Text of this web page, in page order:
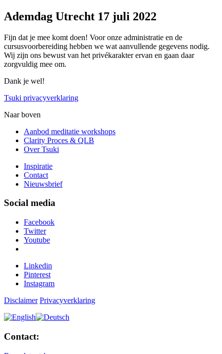
Ademdag Utrecht 17 juli 2022
Fijn dat je mee komt doen! Voor onze administratie en de
cursusvoorbereiding hebben we wat aanvullende gegevens nodig.
Wij zijn ons bewust van het privékarakter ervan en gaan daar
zorgvuldig mee om.
Dank je wel!
Tsuki privacyverklaring
Naar boven
Aanbod meditatie workshops
Clarity Proces & QLB
Over Tsuki
Inspiratie
Contact
Nieuwsbrief
Social media
Facebook
Twitter
Youtube
Linkedin
Pinterest
Instagram
Disclaimer Privacyverklaring
Contact: